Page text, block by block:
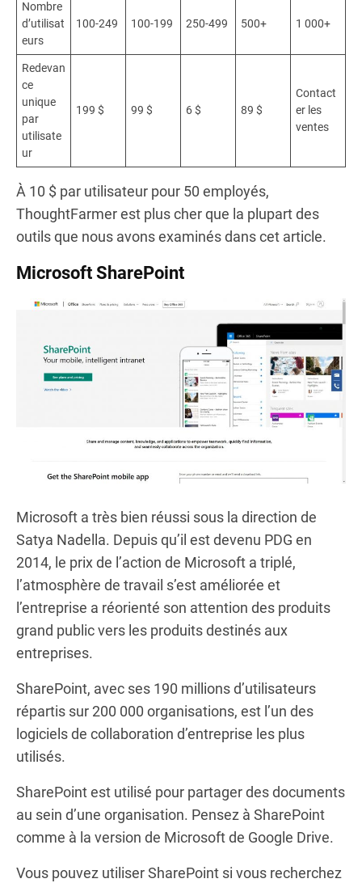
Nombre
d’utilisat
eurs
100-249 100-199 250-499 500+ 1 000+
Redevan
ce
unique
par
utilisate
ur
199 $ 99 $ 6$ 89 $
Contact
er les
ventes
À 10 $ par utilisateur pour 50 employés,
ThoughtFarmer est plus cher que la plupart des
outils que nous avons examinés dans cet article.
Microsoft SharePoint
Microsoft a très bien réussi sous la direction de
Satya Nadella. Depuis qu’il est devenu PDG en
2014, le prix de l’action de Microsoft a triplé,
l’atmosphère de travail s’est améliorée et
l’entreprise a réorienté son attention des produits
grand public vers les produits destinés aux
entreprises.
SharePoint, avec ses 190 millions d’utilisateurs
répartis sur 200 000 organisations, est l’un des
logiciels de collaboration d’entreprise les plus
utilisés.
SharePoint est utilisé pour partager des documents
au sein d’une organisation. Pensez à SharePoint
comme à la version de Microsoft de Google Drive.
Vous pouvez utiliser SharePoint si vous recherchez